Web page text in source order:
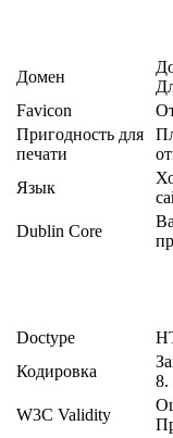
Домен
Favicon
Пригодность для
печати
Язык
Dublin Core
Doctype
Кодировка
8.
W3C Validity